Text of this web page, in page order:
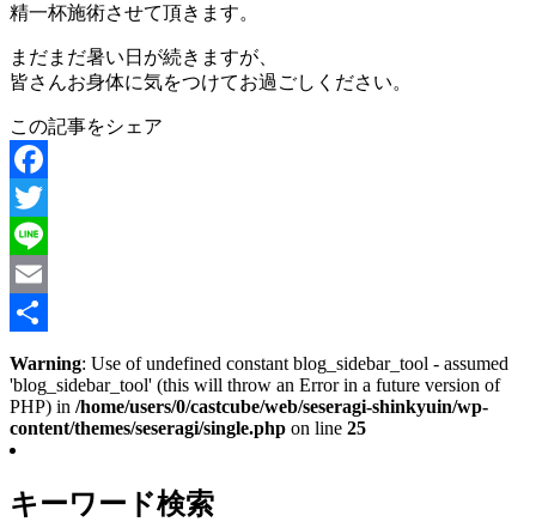
精一杯施術させて頂きます。
まだまだ暑い日が続きますが、
皆さんお身体に気をつけてお過ごしください。
この記事をシェア
Facebook
Twitter
Line
Email
有
Warning: Use of undefined constant blog_sidebar_tool - assumed
'blog_sidebar_tool' (this will throw an Error in a future version of
PHP) in /home/users/0/castcube/web/seseragi-shinkyuin/wp-
content/themes/seseragi/single.php on line 25
キーワード検索